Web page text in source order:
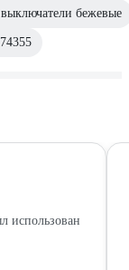
бежевые
использован